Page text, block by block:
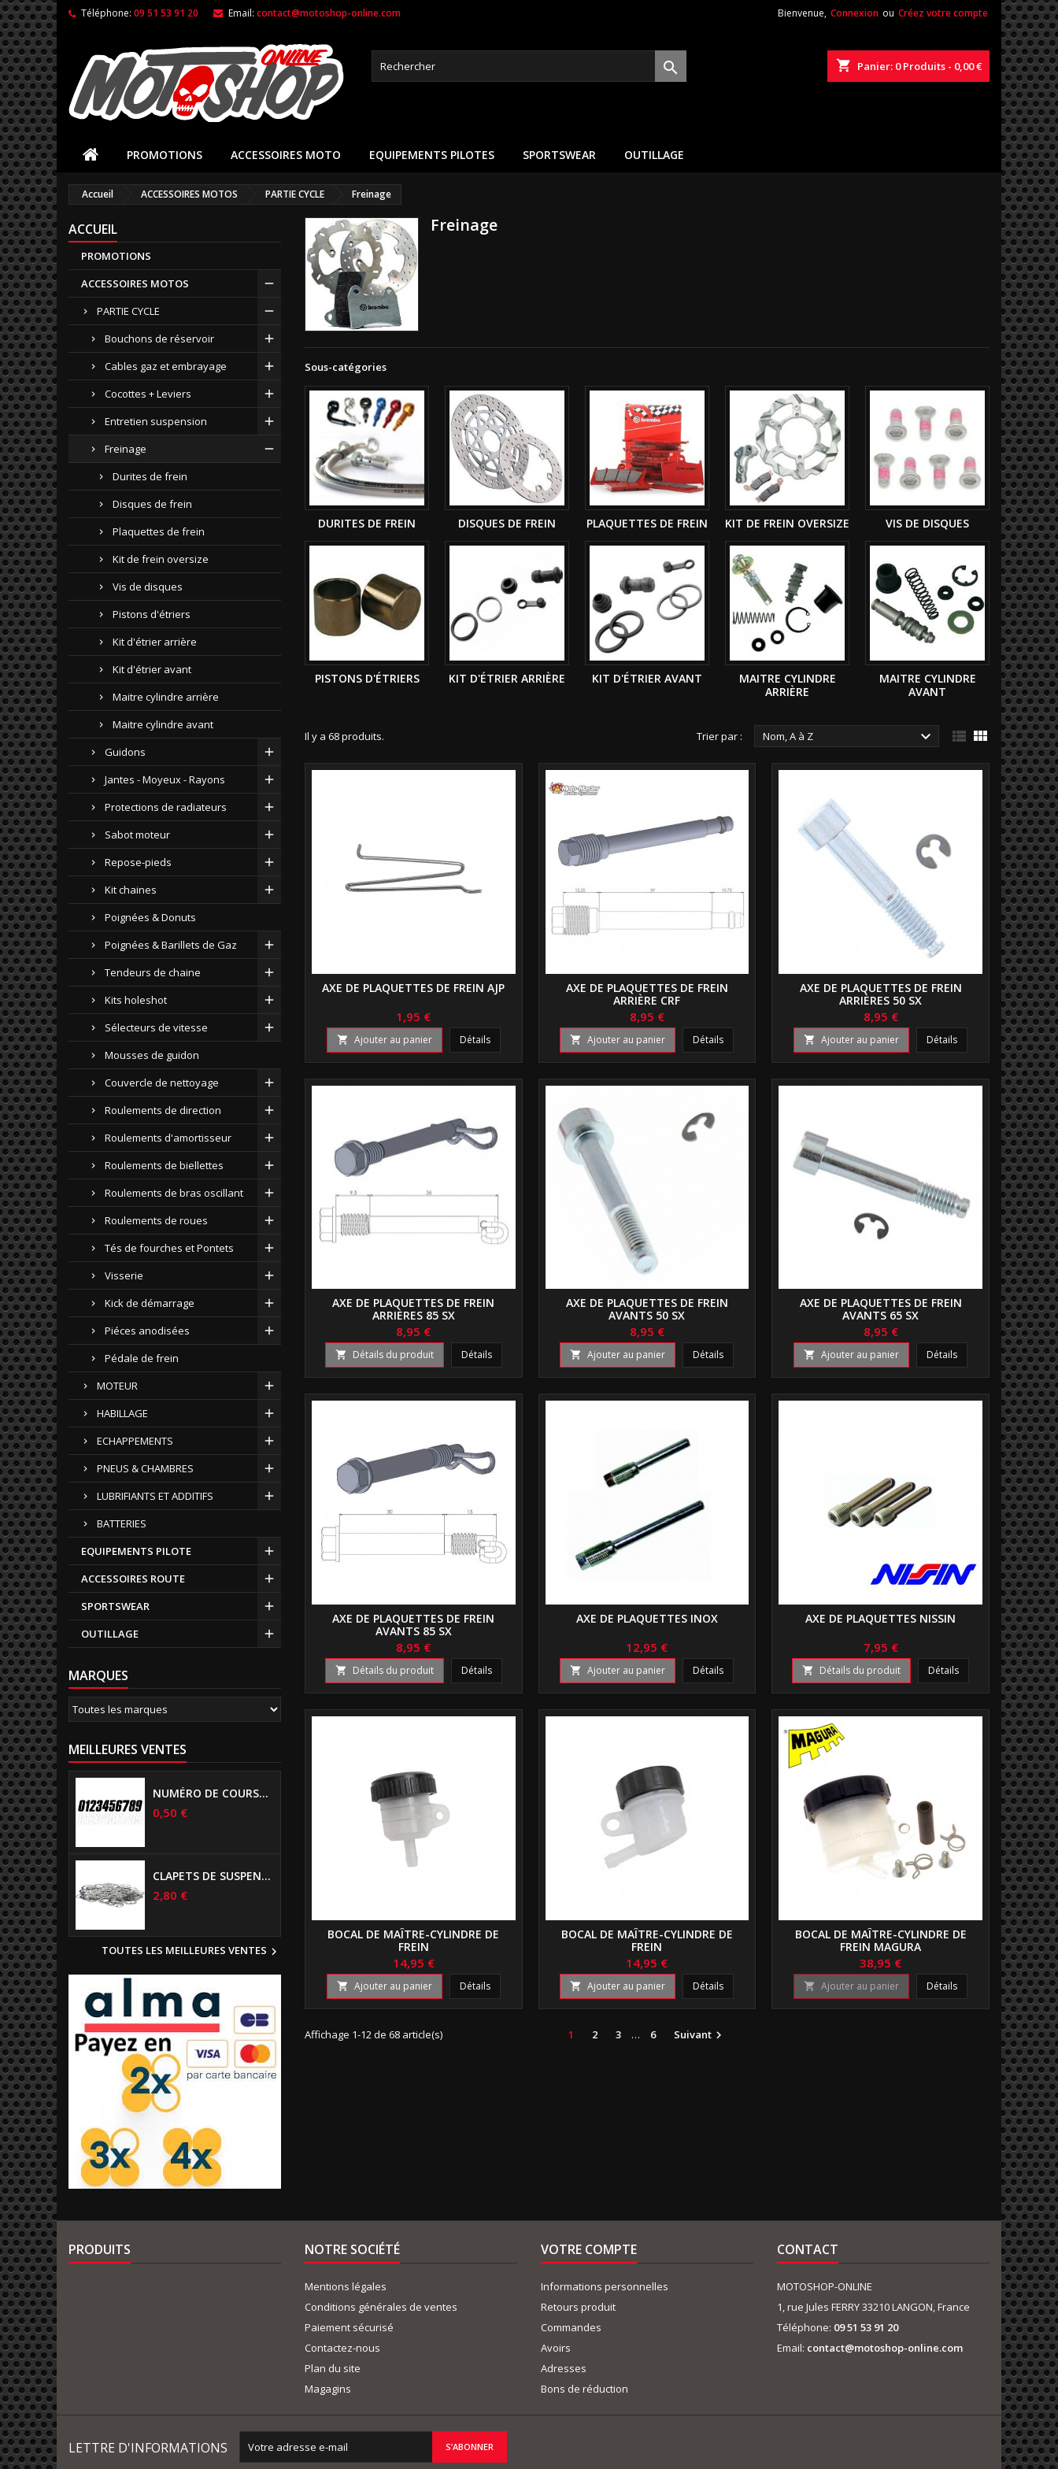
Téléphone: 09 51 53 91 20 Email: contact@motoshop-online.com Bienvenue, Connexion ou Créez votre compte
shopping_cart Panier: 0Produits - 0,00 €

PROMOTIONS ACCESSOIRES MOTO EQUIPEMENTS PILOTES SPORTSWEAR OUTILLAGE
Accueil ACCESSOIRES MOTOS PARTIE CYCLE Freinage
ACCUEIL
PROMOTIONS
ACCESSOIRES MOTOS
PARTIE CYCLE
Bouchons de réservoir
Cables gaz et embrayage
Cocottes + Leviers
Entretien suspension
Freinage
Durites de frein
Disques de frein
Plaquettes de frein
Kit de frein oversize
Vis de disques
Pistons d'étriers
Kit d'étrier arrière
Kit d'étrier avant
Maitre cylindre arrière
Maitre cylindre avant
Guidons
Jantes - Moyeux - Rayons
Protections de radiateurs
Sabot moteur
Repose-pieds
Kit chaines
Poignées & Donuts
Poignées & Barillets de Gaz
Tendeurs de chaine
Kits holeshot
Sélecteurs de vitesse
Mousses de guidon
Couvercle de nettoyage
Roulements de direction
Roulements d'amortisseur
Roulements de biellettes
Roulements de bras oscillant
Roulements de roues
Tés de fourches et Pontets
Visserie
Kick de démarrage
Piéces anodisées
Pédale de frein
MOTEUR
HABILLAGE
ECHAPPEMENTS
PNEUS & CHAMBRES
LUBRIFIANTS ET ADDITIFS
BATTERIES
EQUIPEMENTS PILOTE
ACCESSOIRES ROUTE
SPORTSWEAR
OUTILLAGE
MARQUES
MEILLEURES VENTES
NUMÉRO DE COURSE US 17 CM NOIR
0,50 €
CLAPETS DE SUSPENSIONS DIAMÈTRE 6MM
2,80 €
TOUTES LES MEILLEURES VENTES 
Freinage
Sous-catégories
DURITES DE FREIN DISQUES DE FREIN PLAQUETTES DE FREIN KIT DE FREIN OVERSIZE VIS DE DISQUES
PISTONS D'ÉTRIERS KIT D'ÉTRIER ARRIÈRE KIT D'ÉTRIER AVANT
MAITRE CYLINDRE
ARRIÈRE
MAITRE CYLINDRE
AVANT
Il y a 68 produits. Trier par : Nom, A à Z   
AXE DE PLAQUETTES DE FREIN AJP
1,95 €
 Ajouter au panier Détails
AXE DE PLAQUETTES DE FREIN
ARRIÈRE CRF
8,95 €
 Ajouter au panier Détails
AXE DE PLAQUETTES DE FREIN
ARRIÈRES 50 SX
8,95 €
 Ajouter au panier Détails
AXE DE PLAQUETTES DE FREIN
ARRIÈRES 85 SX
8,95 €
 Détails du produit Détails
AXE DE PLAQUETTES DE FREIN
AVANTS 50 SX
8,95 €
 Ajouter au panier Détails
AXE DE PLAQUETTES DE FREIN
AVANTS 65 SX
8,95 €
 Ajouter au panier Détails
AXE DE PLAQUETTES DE FREIN
AVANTS 85 SX
8,95 €
 Détails du produit Détails
AXE DE PLAQUETTES INOX
12,95 €
 Ajouter au panier Détails
AXE DE PLAQUETTES NISSIN
7,95 €
 Détails du produit Détails
BOCAL DE MAÎTRE-CYLINDRE DE
FREIN
14,95 €
 Ajouter au panier Détails
BOCAL DE MAÎTRE-CYLINDRE DE
FREIN
14,95 €
 Ajouter au panier Détails
BOCAL DE MAÎTRE-CYLINDRE DE
FREIN MAGURA
38,95 €
 Ajouter au panier Détails
Affichage 1-12 de 68 article(s) 1 2 3 … 6 Suivant 
PRODUITS NOTRE SOCIÉTÉ
Mentions légales
Conditions générales de ventes
Paiement sécurisé
Contactez-nous
Plan du site
Magagins
VOTRE COMPTE
Informations personnelles
Retours produit
Commandes
Avoirs
Adresses
Bons de réduction
CONTACT
MOTOSHOP-ONLINE
1, rue Jules FERRY 33210 LANGON, France
Téléphone: 09 51 53 91 20
Email: contact@motoshop-online.com
LETTRE D'INFORMATIONS